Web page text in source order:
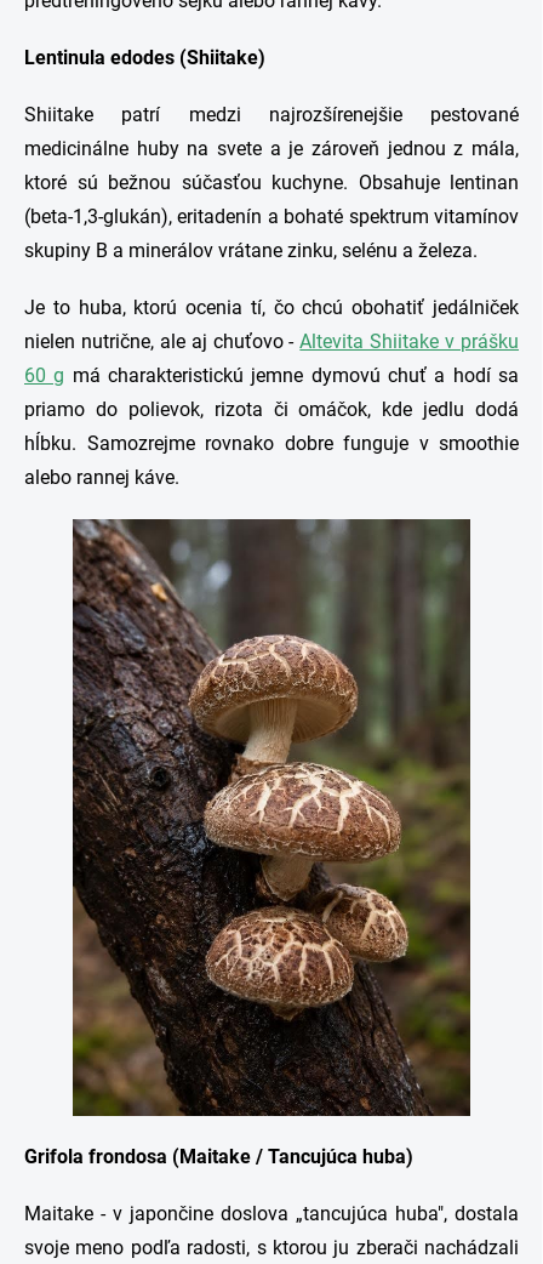
Lentinula edodes (Shiitake)
Shiitake patrí medzi najrozšírenejšie pestované
medicinálne huby na svete a je zároveň jednou z mála,
ktoré sú bežnou súčasťou kuchyne. Obsahuje lentinan
(beta-1,3-glukán), eritadenín a bohaté spektrum vitamínov
skupiny B a minerálov vrátane zinku, selénu a železa.
Je to huba, ktorú ocenia tí, čo chcú obohatiť jedálniček
nielen nutrične, ale aj chuťovo -Altevita Shiitake v prášku
60 g má charakteristickú jemne dymovú chuť a hodí sa
priamo do polievok, rizota či omáčok, kde jedlu dodá
hĺbku. Samozrejme rovnako dobre funguje v smoothie
alebo rannej káve.
Grifola frondosa (Maitake / Tancujúca huba)
Maitake - v japončine doslova „tancujúca huba", dostala
svoje meno podľa radosti, s ktorou ju zberači nachádzali